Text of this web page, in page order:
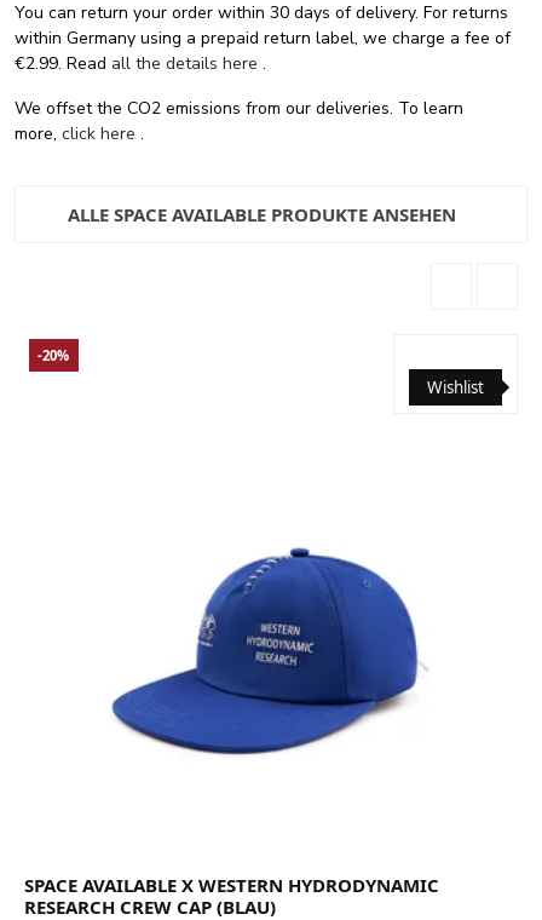
You can return your order within 30 days of delivery. For returns
within Germany using a prepaid return label, we charge a fee of
€2.99. Read all the details here .
We offset the CO2 emissions from our deliveries. To learn
more, click here .
ALLE SPACE AVAILABLE PRODUKTE ANSEHEN
Wishlist
-20%
SPACE AVAILABLE X WESTERN HYDRODYNAMIC
RESEARCH CREW CAP (BLAU)